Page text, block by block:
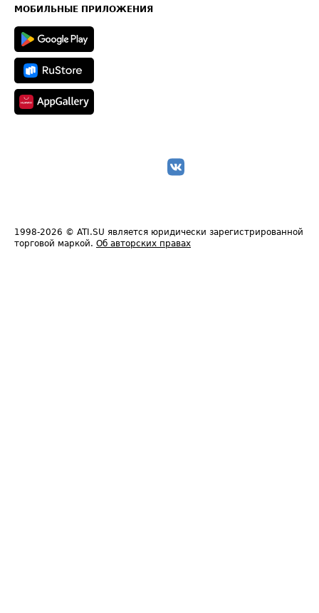
Техническая информация
МОБИЛЬНЫЕ ПРИЛОЖЕНИЯ
1998-2026 © ATI.SU является юридически зарегистрированной
торговой маркой. Об авторских правах